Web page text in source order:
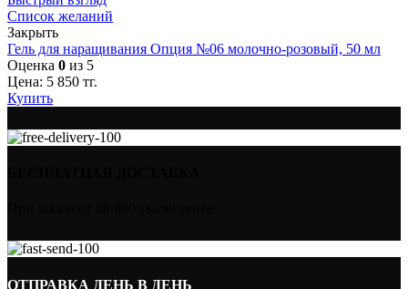
Список желаний
Закрыть
Гель для наращивания Опция №06 молочно-розовый, 50 мл
Оценка 0 из 5
Цена: 5 850 тг.
Купить
ОТПРАВКА ДЕНЬ В ДЕНЬ